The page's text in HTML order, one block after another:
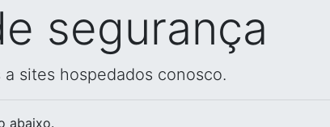
segurança
sites hospedados conosco.
abaixo.